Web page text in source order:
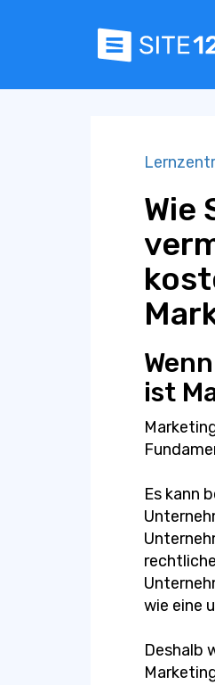
Wie
ist
Es kann
wie eine
Deshalb